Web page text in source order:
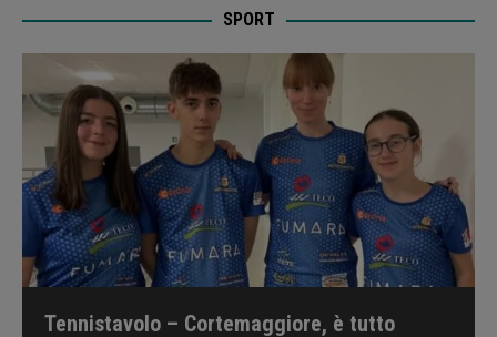
SPORT
Tennistavolo – Cortemaggiore, è tutto